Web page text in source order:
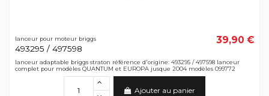
lanceur pour moteur briggs
493295 / 497598
39,90 €
lanceur adaptable briggs straton référence d'origine: 493295 / 497598 lanceur
complet pour modèles QUANTUM et EUROPA jusque 2004 modèles 099772
Ajouter au panier